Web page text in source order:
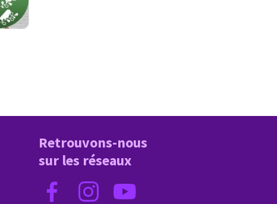
Retrouvons-nous
sur les réseaux